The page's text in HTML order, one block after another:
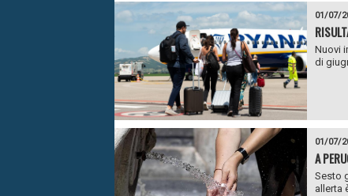
01/07/
Nuovi
di
01/07/
A
Sesto
allerta